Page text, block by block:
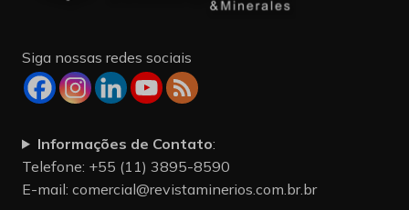
Siga nossas redes sociais
Informações de Contato:
Telefone: +55 (11) 3895-8590
E-mail: comercial@revistaminerios.com.br.br